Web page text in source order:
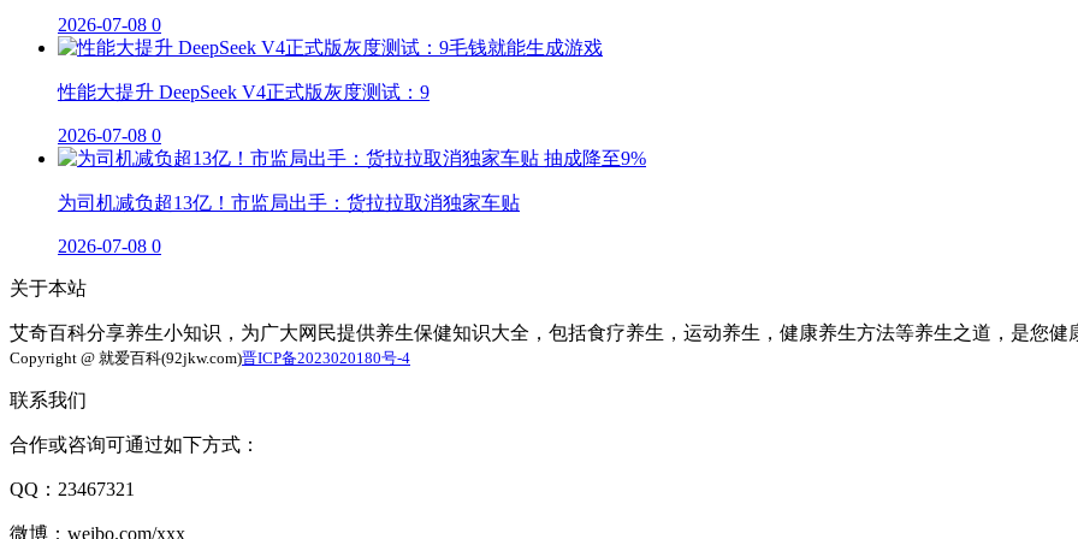
2026-07-08 0
性能大提升 DeepSeek V4正式版灰度测试：9
2026-07-08 0
为司机减负超13亿！市监局出手：货拉拉取消独家车贴
2026-07-08 0
关于本站
艾奇百科分享养生小知识，为广大网民提供养生保健知识大全，包括食疗养生，运动养生，健康养生方法等养生之道，是您健
Copyright @ 就爱百科(92jkw.com)晋ICP备2023020180号-4
联系我们
合作或咨询可通过如下方式：
QQ：23467321
微博：weibo.com/xxx